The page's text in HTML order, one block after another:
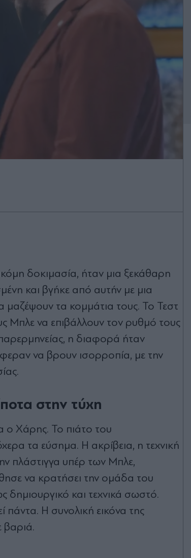
δοκιμασία, ήταν μια ξεκάθαρη
και βγήκε από αυτήν με μια
τα κομμάτια τους. Το Τεστ
Μπλε να επιβάλλουν τον ρυθμό τους
η διαφορά ήταν
να βρουν ισορροπία, με την
στην τύχη
ο Χάρης. Το πιάτο του
τα εύσημα. Η ακρίβεια, η τεχνική
πλάστιγγα υπέρ των Μπλε,
να κρατήσει την ομάδα του
δημιουργικό και τεχνικά σωστό.
πάντα. Η συνολική εικόνα της
βαριά.